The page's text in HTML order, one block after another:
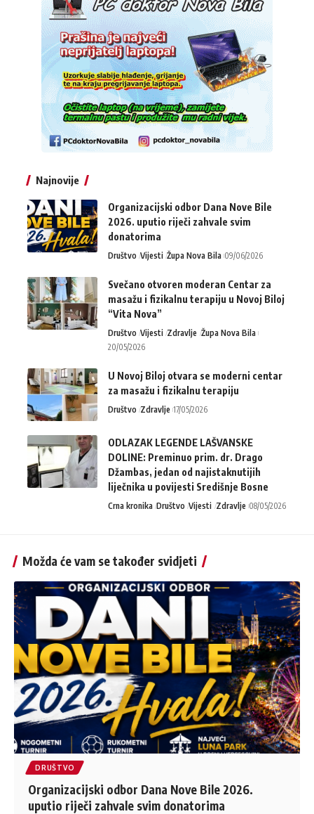
Najnovije
Organizacijski odbor Dana Nove Bile
2026. uputio riječi zahvale svim
donatorima
Društvo Vijesti Župa Nova Bila 09/06/2026
Svečano otvoren moderan Centar za
masažu i fizikalnu terapiju u Novoj Biloj
“Vita Nova”
Društvo Vijesti Zdravlje Župa Nova Bila
20/05/2026
U Novoj Biloj otvara se moderni centar
za masažu i fizikalnu terapiju
Društvo Zdravlje 17/05/2026
ODLAZAK LEGENDE LAŠVANSKE
DOLINE: Preminuo prim. dr. Drago
Džambas, jedan od najistaknutijih
liječnika u povijesti Središnje Bosne
Crna kronika Društvo Vijesti Zdravlje 08/05/2026
Možda će vam se također svidjeti
DRUŠTVO
Organizacijski odbor Dana Nove Bile 2026.
uputio riječi zahvale svim donatorima